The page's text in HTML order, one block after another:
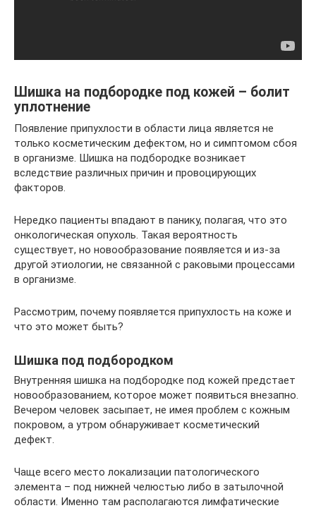
Шишка на подбородке под кожей – болит
уплотнение
Появление припухлости в области лица является не
только косметическим дефектом, но и симптомом сбоя
в организме. Шишка на подбородке возникает
вследствие различных причин и провоцирующих
факторов.
Нередко пациенты впадают в панику, полагая, что это
онкологическая опухоль. Такая вероятность
существует, но новообразование появляется и из-за
другой этиологии, не связанной с раковыми процессами
в организме.
Рассмотрим, почему появляется припухлость на коже и
что это может быть?
Шишка под подбородком
Внутренняя шишка на подбородке под кожей предстает
новообразованием, которое может появиться внезапно.
Вечером человек засыпает, не имея проблем с кожным
покровом, а утром обнаруживает косметический
дефект.
Чаще всего место локализации патологического
элемента – под нижней челюстью либо в затылочной
области. Именно там располагаются лимфатические